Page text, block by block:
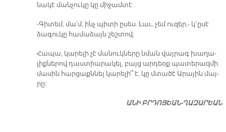
նա­կէ ման­չու­կը կը մի­ջամ­տէ.
-Գի­տեմ, մա՛մ, ինչ պի­տի ը­սես. Լաւ, չեմ ու­զեր,- կ՚ը­սէ
ձա­գու­կը հա­մա­ձայն շեշ­տով:
Հա­պա, կա­րե­լի չէ մա­նուկ­նե­րը նման վայ­րագ խա­ղա­
լիք­նե­րով դաս­տիա­րա­կել, բայց ար­դեօք պա­տե­րազ­մի
մա­սին հար­ցաքն­նել կա­րե­լի՞ է, կը մտա­ծէ Ա­րա­յին մայ­
րը:
Ա­ՆԻ ԲՐԴՈ­ՅԵԱՆ-ՂԱ­ԶԱ­ՐԵԱՆ